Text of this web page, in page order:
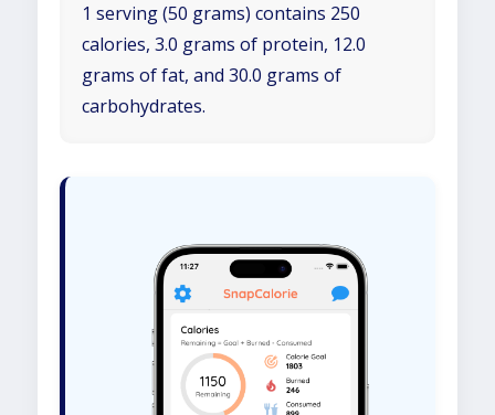
1 serving (50 grams) contains 250
calories, 3.0 grams of protein, 12.0
grams of fat, and 30.0 grams of
carbohydrates.